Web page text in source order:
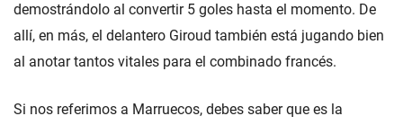
demostrándolo al convertir 5 goles hasta el momento. De
allí, en más, el delantero Giroud también está jugando bien
al anotar tantos vitales para el combinado francés.
Si nos referimos a Marruecos, debes saber que es la